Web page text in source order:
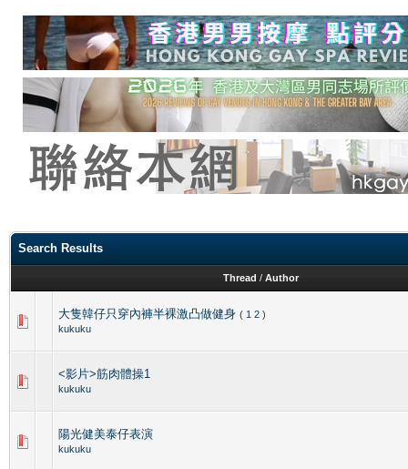
Search Results
Thread / Author
大隻韓仔只穿內褲半裸激凸做健身 ( 1 2 )
kukuku
<影片>筋肉體操1
kukuku
陽光健美泰仔表演
kukuku